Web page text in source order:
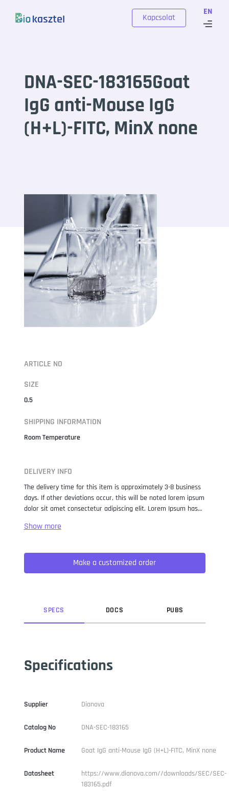
EN
Kapcsolat
DNA-SEC-183165Goat
IgG anti-Mouse IgG
(H+L)-FITC, MinX none
ARTICLE NO
SIZE
0.5
SHIPPING INFORMATION
Room Temperature
DELIVERY INFO
The delivery time for this item is approximately 3-8 business
days. If other deviations occur, this will be noted lorem ipsum
dolor sit amet consectetur adipiscing elit. Lorem Ipsum has
when an unknown printer took a galley of type and
not only five centuries, but also the leap into electronic
typesetting, remaining essentially unchanged. It was
popularised in the 1960s with the release of Letraset sheets
Make a customized order
SPECS DOCS PUBS
Specifications
Supplier Dianova
Catalog No DNA-SEC-183165
Product Name Goat IgG anti-Mouse IgG (H+L)-FITC, MinX none
Datasheet
https://www.dianova.com//downloads/SEC/SEC-
183165.pdf